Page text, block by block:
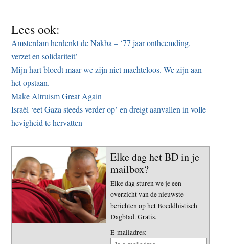
Lees ook:
Amsterdam herdenkt de Nakba – ‘77 jaar ontheemding,
verzet en solidariteit’
Mijn hart bloedt maar we zijn niet machteloos. We zijn aan
het opstaan.
Make Altruism Great Again
Israël ‘eet Gaza steeds verder op’ en dreigt aanvallen in volle
hevigheid te hervatten
Elke dag het BD in je
mailbox?
Elke dag sturen we je een
overzicht van de nieuwste
berichten op het Boeddhistisch
Dagblad. Gratis.
E-mailadres: